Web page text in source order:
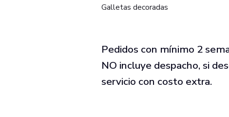
Galletas decoradas
Pedidos con mínimo 2
NO incluye despacho, si
servicio con costo extra.